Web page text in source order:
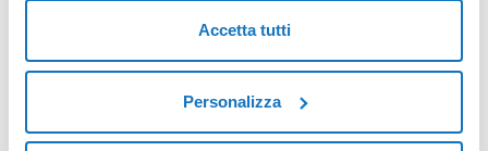
Accetta tutti
Personalizza